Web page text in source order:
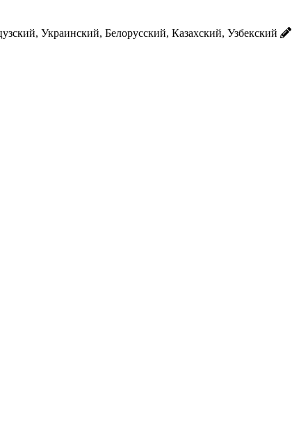
Украинский, Белорусский, Казахский, Узбекский